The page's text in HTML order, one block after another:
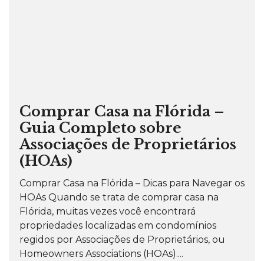
Comprar Casa na Flórida –
Guia Completo sobre
Associações de Proprietários
(HOAs)
Comprar Casa na Flórida – Dicas para Navegar os
HOAs Quando se trata de comprar casa na
Flórida, muitas vezes você encontrará
propriedades localizadas em condomínios
regidos por Associações de Proprietários, ou
Homeowners Associations (HOAs)....